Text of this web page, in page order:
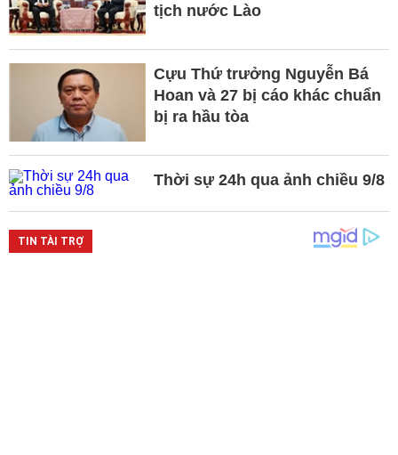
tịch nước Lào
Cựu Thứ trưởng Nguyễn Bá
Hoan và 27 bị cáo khác chuẩn
bị ra hầu tòa
Thời sự 24h qua ảnh chiều 9/8